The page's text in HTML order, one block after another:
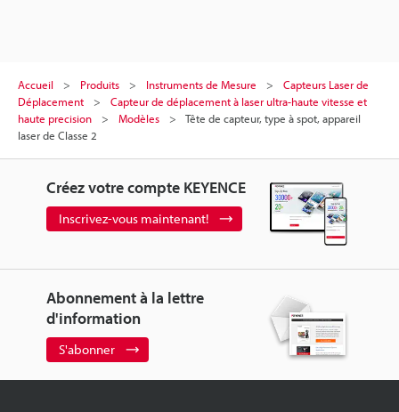
Accueil Produits Instruments de Mesure
Capteurs Laser de
Déplacement
Capteur de déplacement à laser ultra-haute vitesse et
haute precision
Modèles
Tête de capteur, type à spot, appareil
laser de Classe 2
Créez votre compte KEYENCE
Inscrivez-vous maintenant!
Abonnement à la lettre
d'information
S'abonner